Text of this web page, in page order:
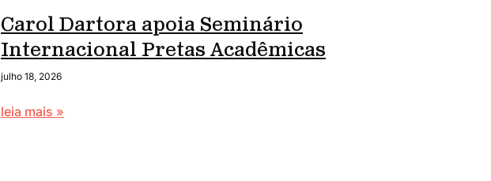
Carol Dartora apoia Seminário
Internacional Pretas Acadêmicas
julho 18, 2026
leia mais »